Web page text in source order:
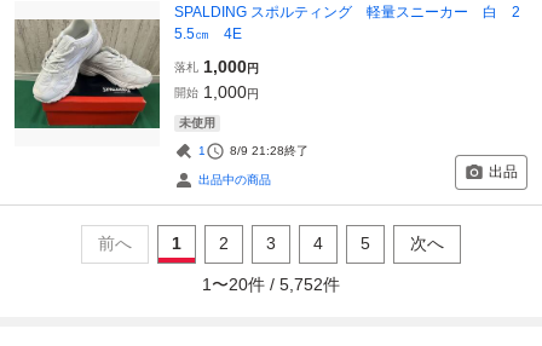
SPALDING スポルティング 軽量スニーカー 白 2
5.5㎝ 4E
落札 1,000円
開始 1,000円
未使用
1 8/9 21:28終了
出品中の商品 出品
前へ 1 2 3 4 5 次へ
1 〜20件 / 5,752件